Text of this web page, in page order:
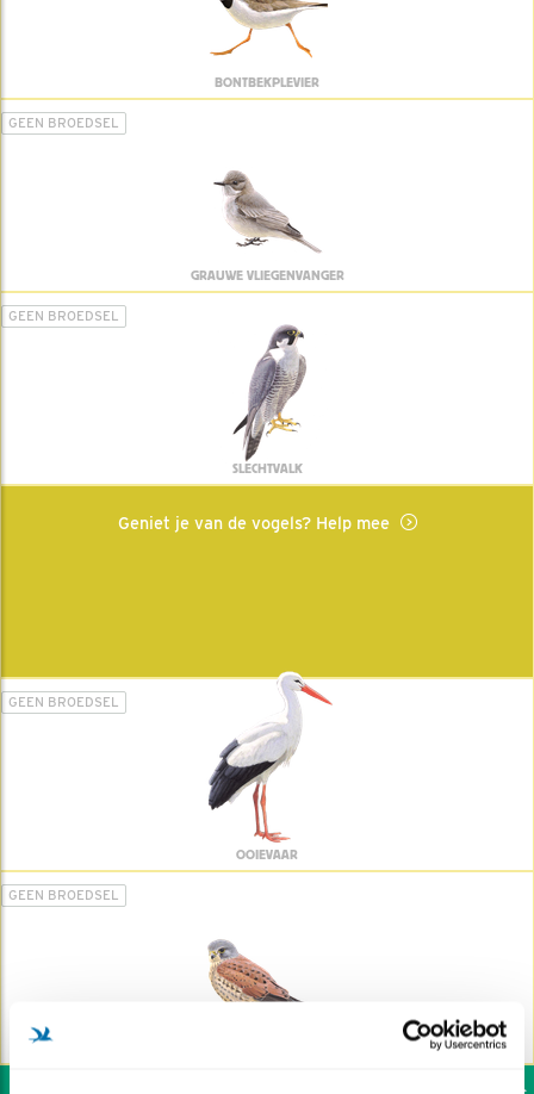
BONTBEKPLEVIER
GEEN BROEDSEL
GRAUWE VLIEGENVANGER
GEEN BROEDSEL
SLECHTVALK
Geniet je van de vogels? Help mee
GEEN BROEDSEL
OOIEVAAR
GEEN BROEDSEL